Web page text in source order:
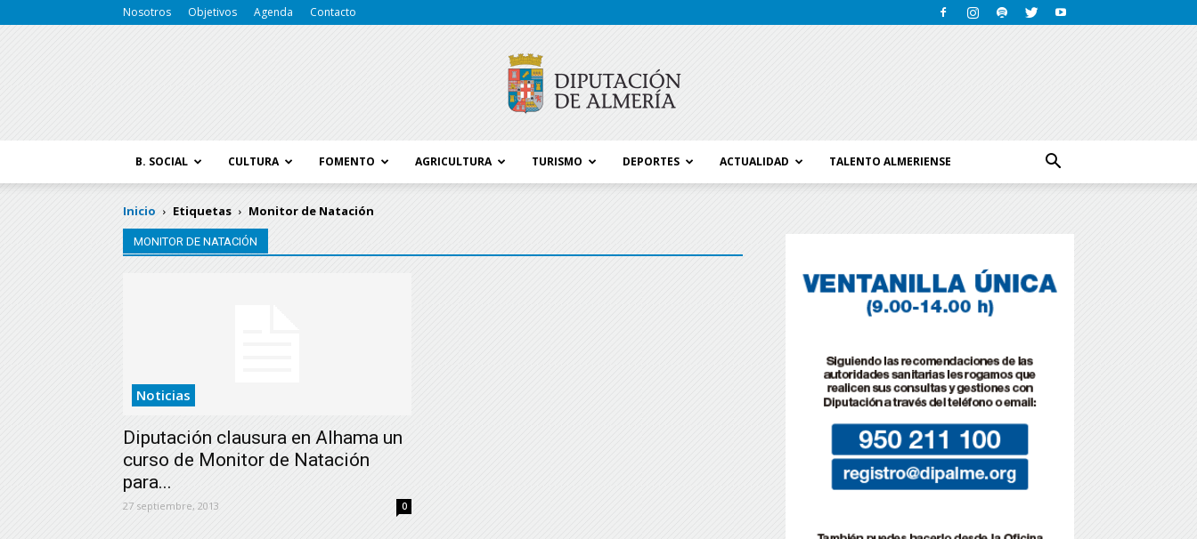
Nosotros Objetivos Agenda Contacto
B. SOCIAL CULTURA FOMENTO AGRICULTURA TURISMO DEPORTES ACTUALIDAD TALENTO ALMERIENSE
Inicio Etiquetas Monitor de Natación
MONITOR DE NATACIÓN
Noticias
Diputación clausura en Alhama un
curso de Monitor de Natación
para...
27 septiembre, 2013 0